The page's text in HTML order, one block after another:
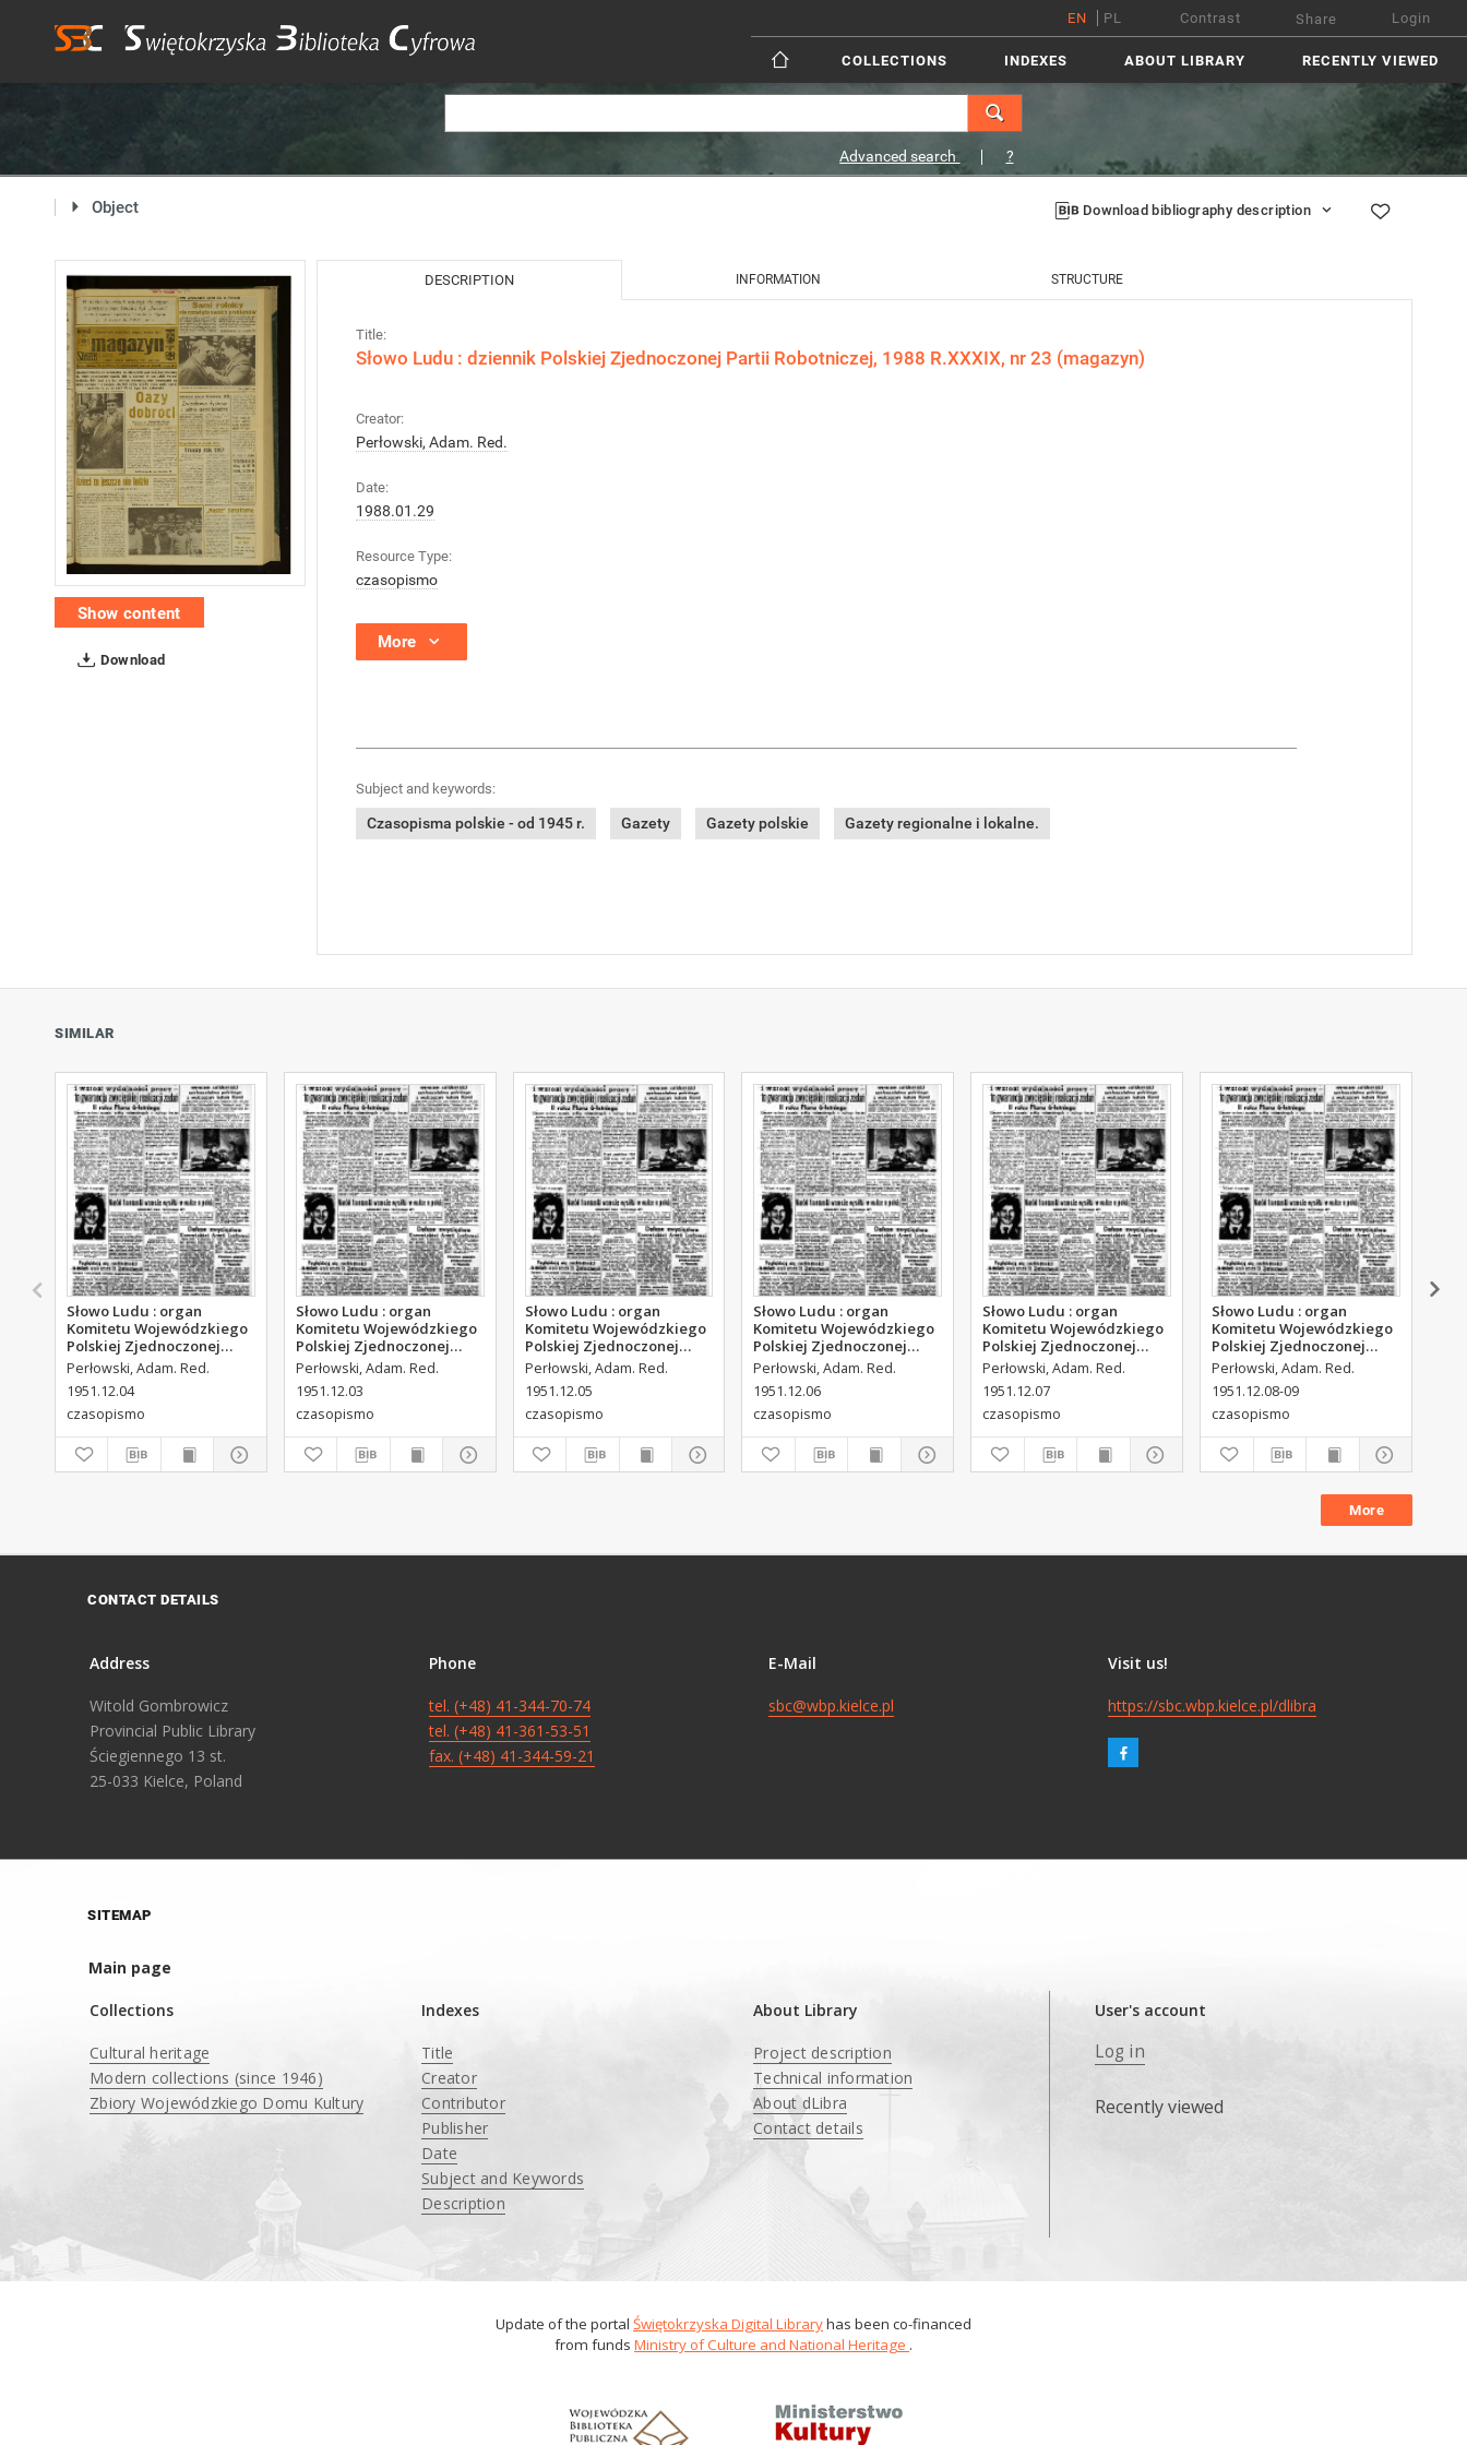
EN PL Contrast Share Login
COLLECTIONS INDEXES ABOUT LIBRARY RECENTLY VIEWED
Advanced search ?
Object Download bibliography description
Show content
Download
DESCRIPTION INFORMATION STRUCTURE
Title:
Słowo Ludu : dziennik Polskiej Zjednoczonej Partii Robotniczej, 1988 R.XXXIX, nr 23 (magazyn)
Creator:
Perłowski, Adam. Red.
Date:
1988.01.29
Resource Type:
czasopismo
More
Subject and keywords:
Czasopisma polskie - od 1945 r. Gazety Gazety polskie Gazety regionalne i lokalne.
SIMILAR
Słowo Ludu : organ
Komitetu Wojewódzkiego
Polskiej Zjednoczonej
Partii Robotniczej, 1951,
R.3, nr 313
Perłowski, Adam. Red.
1951.12.04
czasopismo
Słowo Ludu : organ
Komitetu Wojewódzkiego
Polskiej Zjednoczonej
Partii Robotniczej, 1951,
R.3, nr 312
Perłowski, Adam. Red.
1951.12.03
czasopismo
Słowo Ludu : organ
Komitetu Wojewódzkiego
Polskiej Zjednoczonej
Partii Robotniczej, 1951,
R.3, nr 314
Perłowski, Adam. Red.
1951.12.05
czasopismo
Słowo Ludu : organ
Komitetu Wojewódzkiego
Polskiej Zjednoczonej
Partii Robotniczej, 1951,
R.3, nr 315
Perłowski, Adam. Red.
1951.12.06
czasopismo
Słowo Ludu : organ
Komitetu Wojewódzkiego
Polskiej Zjednoczonej
Partii Robotniczej, 1951,
R.3, nr 316
Perłowski, Adam. Red.
1951.12.07
czasopismo
Słowo Ludu : organ
Komitetu Wojewódzkiego
Polskiej Zjednoczonej
Partii Robotniczej, 1951,
R.3, nr 317
Perłowski, Adam. Red.
1951.12.08-09
czasopismo
More
CONTACT DETAILS
Address
Witold Gombrowicz
Provincial Public Library
Ściegiennego 13 st.
25-033 Kielce, Poland
Phone
tel. (+48) 41-344-70-74
tel. (+48) 41-361-53-51
fax. (+48) 41-344-59-21
E-Mail
sbc@wbp.kielce.pl
Visit us!
https://sbc.wbp.kielce.pl/dlibra
SITEMAP
Main page
Collections
Cultural heritage
Modern collections (since 1946)
Zbiory Wojewódzkiego Domu Kultury
Indexes
Title
Creator
Contributor
Publisher
Date
Subject and Keywords
Description
About Library
Project description
Technical information
About dLibra
Contact details
User's account
Log in
Recently viewed
Update of the portal Świętokrzyska Digital Libraryhas been co-financed
from funds Ministry of Culture and National Heritage .